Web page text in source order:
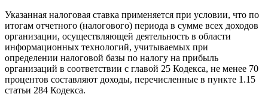
Указанная налоговая ставка применяется при условии, что по
итогам отчетного (налогового) периода в сумме всех доходов
организации, осуществляющей деятельность в области
информационных технологий, учитываемых при
определении налоговой базы по налогу на прибыль
организаций в соответствии с главой 25 Кодекса, не менее 70
процентов составляют доходы, перечисленные в пункте 1.15
статьи 284 Кодекса.